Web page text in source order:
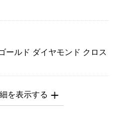
ールド ダイヤモンド クロス
ー